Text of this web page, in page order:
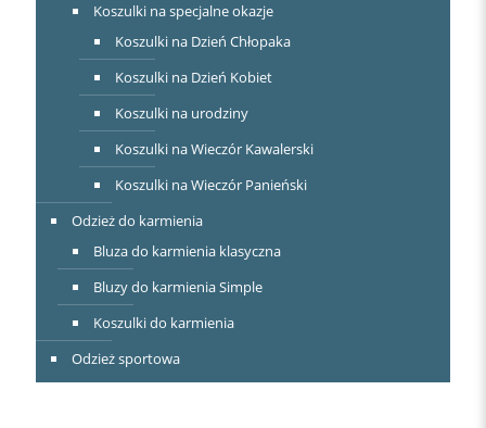
Koszulki na specjalne okazje
Koszulki na Dzień Chłopaka
Koszulki na Dzień Kobiet
Koszulki na urodziny
Koszulki na Wieczór Kawalerski
Koszulki na Wieczór Panieński
Odzież do karmienia
Bluza do karmienia klasyczna
Bluzy do karmienia Simple
Koszulki do karmienia
Odzież sportowa